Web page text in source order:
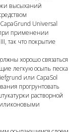
высыханий
Universal
при применении
так что покрытие
хорошо связаться
легкую осыпь песка
или CapaSol
прогрунтовать
растворной